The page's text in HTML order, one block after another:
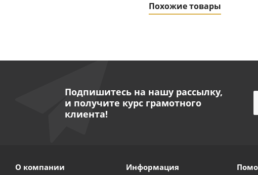
Похожие товары
Подпишитесь на нашу рассылку,
и получите курс грамотного
клиента!
О компании Информация